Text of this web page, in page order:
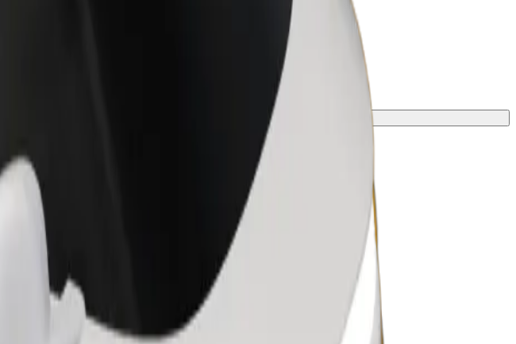
trouvez celui qui vous convient le mieux.